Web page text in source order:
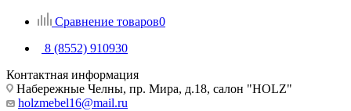
Сравнение товаров0
8 (8552) 910930
Контактная информация
Набережные Челны, пр. Мира, д.18, салон "HOLZ"
holzmebel16@mail.ru